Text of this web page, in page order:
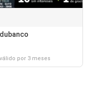
por 3 meses